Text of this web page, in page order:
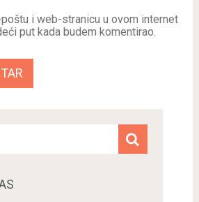
i web-stranicu u ovom internet
put kada budem komentirao.